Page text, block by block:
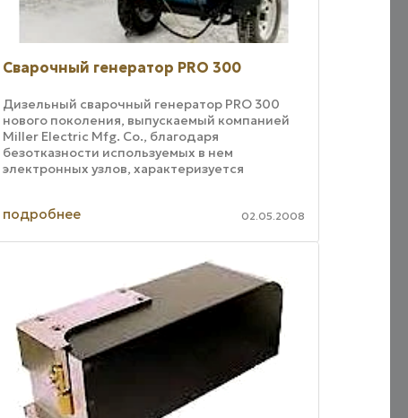
Сварочный генератор PRO 300
Дизельный сварочный генератор PRO 300
нового поколения, выпускаемый компанией
Miller Electric Mfg. Co., благодаря
безотказности используемых в нем
электронных узлов, характеризуется
подробнее 02.05.2008